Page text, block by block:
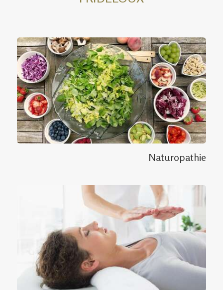
Naturopathie